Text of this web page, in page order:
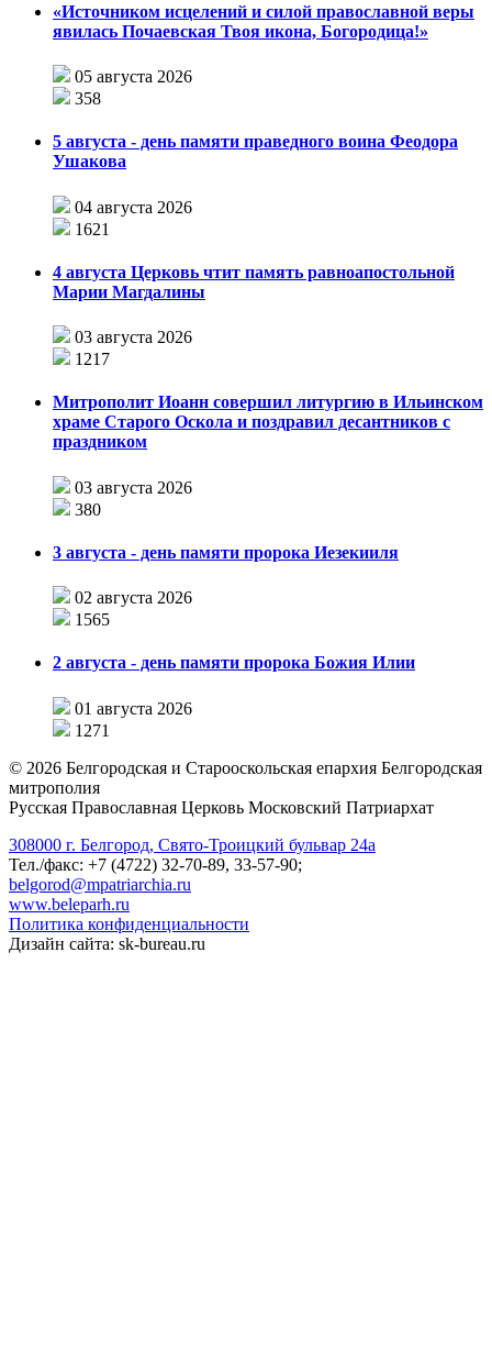
«Источником исцелений и силой православной веры
явилась Почаевская Твоя икона, Богородица!»
05 августа 2026
358
5 августа - день памяти праведного воина Феодора
Ушакова
04 августа 2026
1621
4 августа Церковь чтит память равноапостольной
Марии Магдалины
03 августа 2026
1217
Митрополит Иоанн совершил литургию в Ильинском
храме Старого Оскола и поздравил десантников с
праздником
03 августа 2026
380
3 августа - день памяти пророка Иезекииля
02 августа 2026
1565
2 августа - день памяти пророка Божия Илии
01 августа 2026
1271
© 2026 Белгородская и Старооскольская епархия Белгородская
митрополия
Русская Православная Церковь Московский Патриархат
308000 г. Белгород, Свято-Троицкий бульвар 24а
Тел./факс: +7 (4722) 32-70-89, 33-57-90;
belgorod@mpatriarchia.ru
www.beleparh.ru
Политика конфиденциальности
Дизайн сайта: sk-bureau.ru